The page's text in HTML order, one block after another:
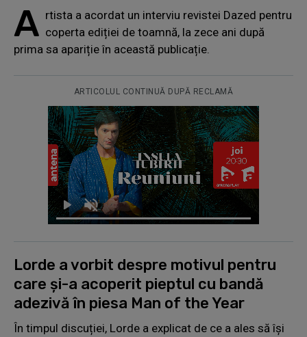
A rtista a acordat un interviu revistei Dazed pentru
coperta ediției de toamnă, la zece ani după
prima sa apariție în această publicație.
ARTICOLUL CONTINUĂ DUPĂ RECLAMĂ
Lorde a vorbit despre motivul pentru
care și-a acoperit pieptul cu bandă
adezivă în piesa Man of the Year
În timpul discuției, Lorde a explicat de ce a ales să își